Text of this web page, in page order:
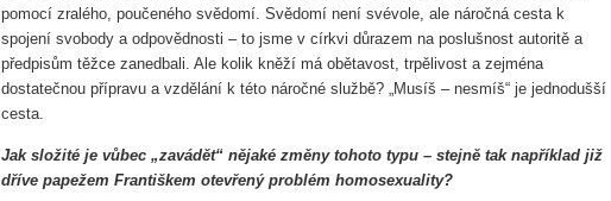
pomocí zralého, poučeného svědomí. Svědomí není svévole, ale náročná cesta k
spojení svobody a odpovědnosti – to jsme v církvi důrazem na poslušnost autoritě a
předpisům těžce zanedbali. Ale kolik kněží má obětavost, trpělivost a zejména
dostatečnou přípravu a vzdělání k této náročné službě? „Musíš – nesmíš“ je jednodušší
cesta.
Jak složité je vůbec „zavádět“ nějaké změny tohoto typu – stejně tak například již
dříve papežem Františkem otevřený problém homosexuality?